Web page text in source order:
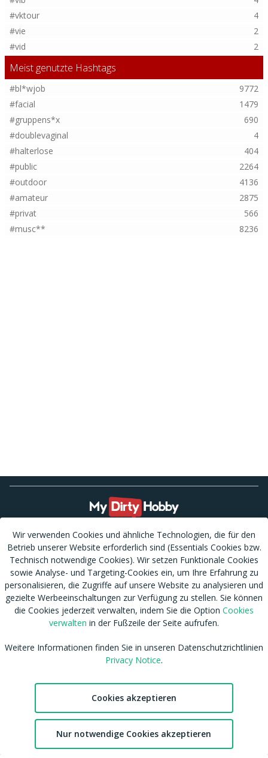
Favoriten
#vktour
4
#vie
2
#vid
2
Meist genutzte Hashtags
#bl*wjob
9772
#facial
1479
#gruppens*x
690
#doublevaginal
4
#halterlose
404
#public
2264
#outdoor
4136
#amateur
2875
#privat
566
#musc**
8236
Tags
Shop
Blog
Amateur werden
Sitemap
Entfernung von Inhalten
Nutzungsbedingungen
Datenschutzhinweis
Cookies verwalten
CSAM Policy
EU DSA
Leitlinien zu unserem Empfehlungssystem
Affiliates
Feedback
Wir verwenden Cookies und ähnliche Technologien, die für den
Betrieb unserer Website erforderlich sind (Essentials Cookies bzw.
Technisch notwendige Cookies). Wir setzen Funktionale Cookies
sowie Analyse- und Targeting-Cookies ein, um Ihre Erfahrung zu
personalisieren, die Zugriffe auf unsere Website zu analysieren und
gezielte Werbeeinschaltungen zur Verfügung zu stellen. Sie können
die Cookies jederzeit verwalten, indem Sie die Option Cookies
verwalten in der Fußzeile der Seite aufrufen.
Weitere Informationen finden Sie in unseren Datenschutzrichtlinien
Privacy Notice.
Cookies akzeptieren
Nur notwendige Cookies akzeptieren